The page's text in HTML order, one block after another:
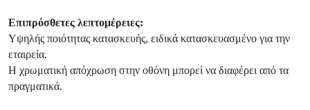
Επιπρόσθετες λεπτομέρειες:
Υψηλής ποιότητας κατασκευής, ειδικά κατασκευασμένο για την
εταιρεία.
Η χρωματική απόχρωση στην οθόνη μπορεί να διαφέρει από τα
πραγματικά.